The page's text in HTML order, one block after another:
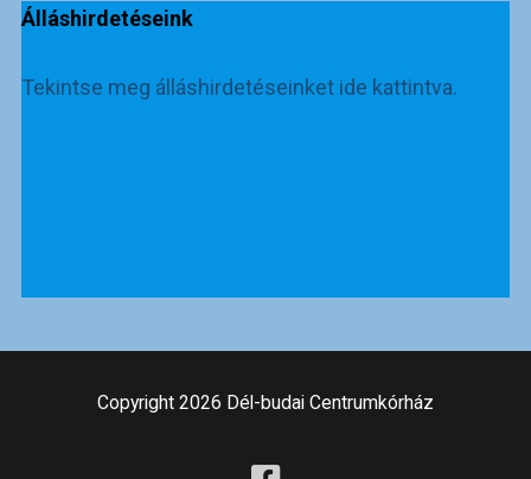
Álláshirdetéseink
Tekintse meg álláshirdetéseinket ide kattintva.
Copyright 2026 Dél-budai Centrumkórház